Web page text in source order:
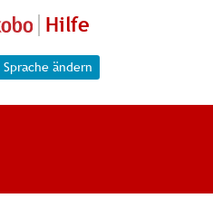
Hilfe
Sprache ändern